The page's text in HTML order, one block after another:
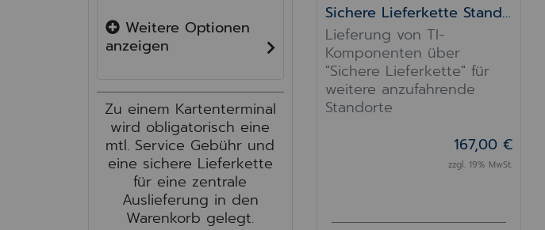
Weitere Optionen
anzeigen
Zu einem Kartenterminal
wird obligatorisch eine
mtl. Service Gebühr und
eine sichere Lieferkette
für eine zentrale
Auslieferung in den
Warenkorb gelegt.
Sichere Lieferkette Standort Konnektor
Lieferung von TI-
Komponenten über
"Sichere Lieferkette" für
weitere anzufahrende
Standorte
167,00 €
zzgl. 19% MwSt.